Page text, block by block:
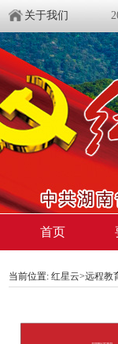
关于我们
首页
当前位置: 红星云>远程教